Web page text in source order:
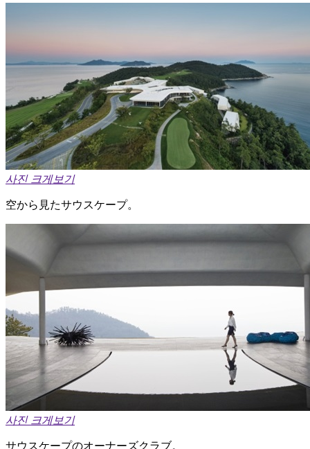
사진 크게보기
空から見たサウスケープ。
사진 크게보기
サウスケープのオーナーズクラブ。